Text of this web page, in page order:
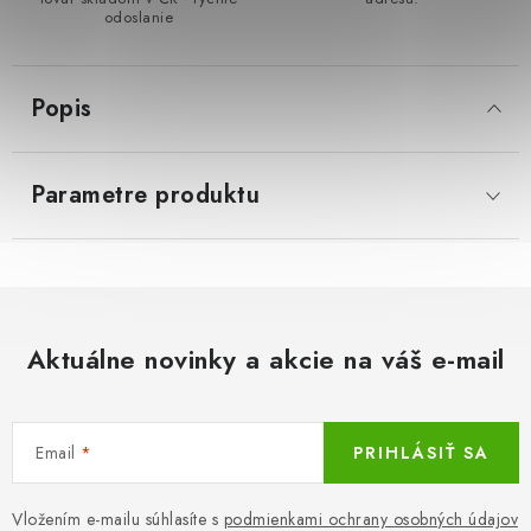
Obchodné podmienky
odoslanie
Popis
Parametre produktu
Aktuálne novinky a akcie na váš e-mail
Email
Vložením e-mailu súhlasíte s podmienkami ochrany osobných údajov
PRIHLÁSIŤ SA